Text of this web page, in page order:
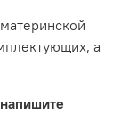
а